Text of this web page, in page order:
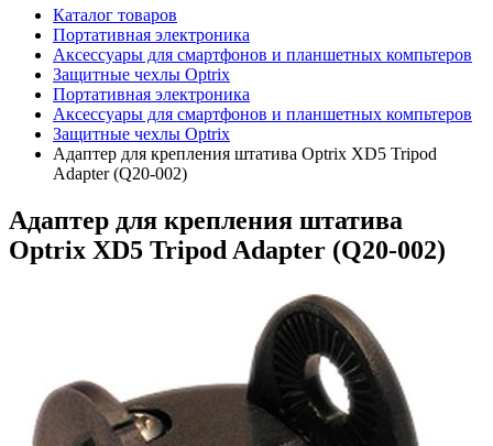
Каталог товаров
Портативная электроника
Аксессуары для смартфонов и планшетных компьтеров
Защитные чехлы Optrix
Портативная электроника
Аксессуары для смартфонов и планшетных компьтеров
Защитные чехлы Optrix
Адаптер для крепления штатива Optrix XD5 Tripod
Adapter (Q20-002)
Адаптер для крепления штатива
Optrix XD5 Tripod Adapter (Q20-002)